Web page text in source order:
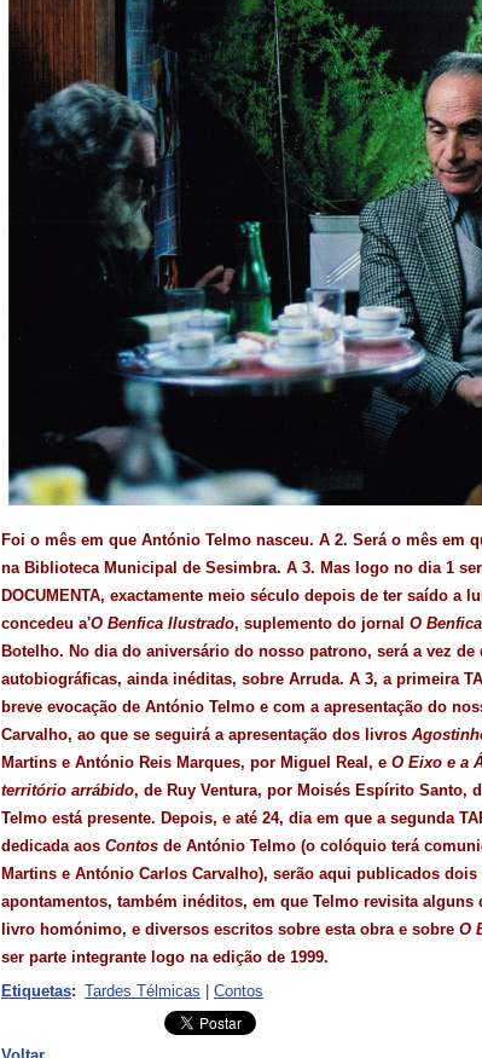
Foi o mês em que António Telmo nasceu. A 2. Será o mês em
na Biblioteca Municipal de Sesimbra. A 3. Mas logo no dia 1
DOCUMENTA, exactamente meio século depois de ter saído a
concedeu a'O Benfica Ilustrado, suplemento do jornal O Benfica
Botelho. No dia do aniversário do nosso patrono, será a vez
autobiográficas, ainda inéditas, sobre Arruda. A 3, a primeira
breve evocação de António Telmo e com a apresentação do
Carvalho, ao que se seguirá a apresentação dos livros
Martins e António Reis Marques, por Miguel Real, e O Eixo e a
território arrábido, de Ruy Ventura, por Moisés Espírito Santo,
Telmo está presente. Depois, e até 24, dia em que a segunda
dedicada aos Contos de António Telmo (o colóquio terá
Martins e António Carlos Carvalho), serão aqui publicados
apontamentos, também inéditos, em que Telmo revisita
livro homónimo, e diversos escritos sobre esta obra e sobre O
ser parte integrante logo na edição de 1999.
Etiquetas: Tardes Télmicas Contos